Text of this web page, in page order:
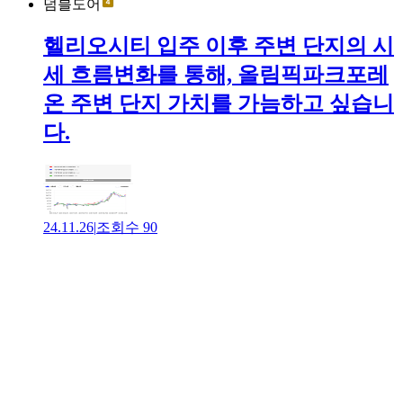
덤블도어
헬리오시티 입주 이후 주변 단지의 시
세 흐름변화를 통해, 올림픽파크포레
온 주변 단지 가치를 가늠하고 싶습니
다.
24.11.26|조회수 90